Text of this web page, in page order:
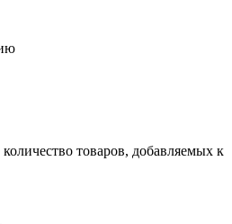
товаров, добавляемых к